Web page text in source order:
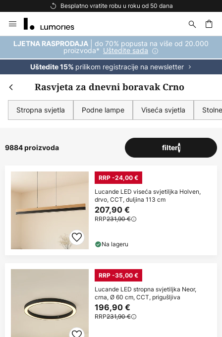
Besplatna dostava za kupnju iznad 69 €
to
Content
LJETNA RASPRODAJA | do 70% popusta na više od 20.000
proizvoda* Uštedite sada
Uštedite 15% prilikom registracije na newsletter
Rasvjeta za dnevni boravak Crno
Stropna svjetla Podne lampe Viseća svjetla
9884 proizvoda filter1
RRP -24,00 €
Lucande LED viseća svjetiljka Holven,
drvo, CCT, duljina 113 cm
207,90 €
RRP231,90 €
Na lageru
RRP -35,00 €
Lucande LED stropna svjetiljka Neor,
crna, Ø 60 cm, CCT, prigušljiva
196,90 €
RRP231,90 €